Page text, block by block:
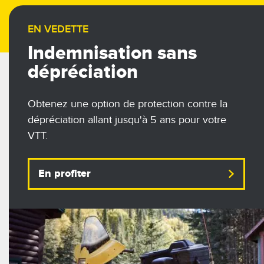
EN VEDETTE
Indemnisation sans
dépréciation
Obtenez une option de protection contre la
dépréciation allant jusqu'à 5 ans pour votre
VTT.
En profiter